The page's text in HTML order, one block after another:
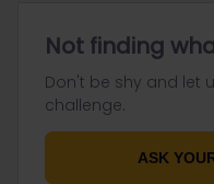
Not finding
Don't be shy and let
challenge.
ASK